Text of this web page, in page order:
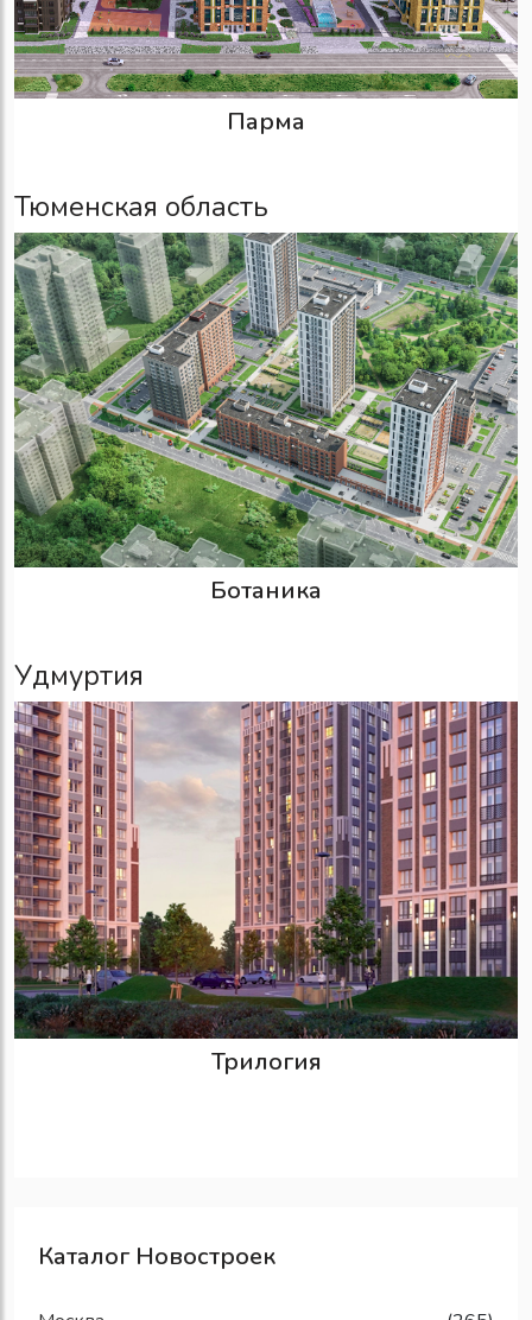
Парма
Тюменская область
Ботаника
Удмуртия
Трилогия
Каталог Новостроек